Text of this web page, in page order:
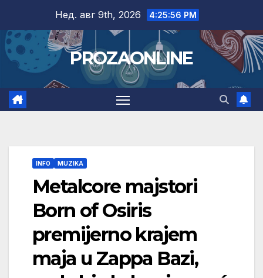
content
Нед. авг 9th, 2026 4:25:57 PM
PROZAONLINE
INFO MUZIKA
Metalcore majstori
Born of Osiris
premijerno krajem
maja u Zappa Bazi,